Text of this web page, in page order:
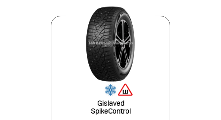
Gislaved
SpikeControl